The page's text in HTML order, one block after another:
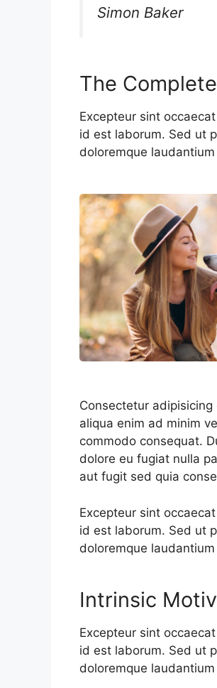
Simon Baker
The
Excepteur sint
id est laborum. Sed ut
doloremque
Consectetur
aliqua enim ad minim
commodo consequat.
dolore eu fugiat nulla
aut fugit sed quia
Excepteur sint
id est laborum. Sed ut
doloremque
Intrinsic
Excepteur sint
id est laborum. Sed ut
doloremque